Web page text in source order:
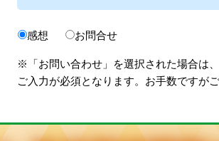
感想 お問合せ
※「お問い合わせ」を選択された場合は
ご入力が必須となります。お手数ですが